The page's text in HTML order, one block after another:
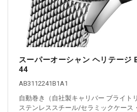
スーパーオーシャン ヘリテージ
44
AB3112241B1A1
自動巻き（自社製キャリバー ブライト
ステンレススチール/セラミックケース